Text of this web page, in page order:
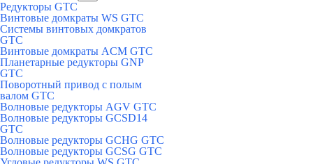
Редукторы GTC
Винтовые домкраты WS GTC
Системы винтовых домкратов
GTC
Винтовые домкраты ACM GTC
Планетарные редукторы GNP
GTC
Поворотный привод с полым
валом GTC
Волновые редукторы AGV GTC
Волновые редукторы GCSD14
GTC
Волновые редукторы GCHG GTC
Волновые редукторы GCSG GTC